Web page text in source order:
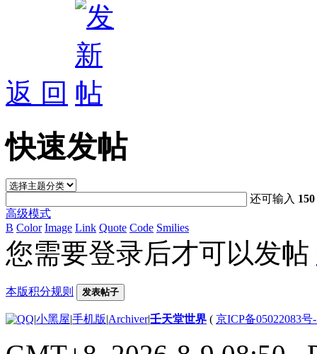
返 回
快速发帖
还可输入 150
高级模式
B Color Image Link Quote Code Smilies
您需要登录后才可以发帖
本版积分规则 发表帖子
|小黑屋|手机版|Archiver|壬天堂世界 ( 京ICP备05022083号